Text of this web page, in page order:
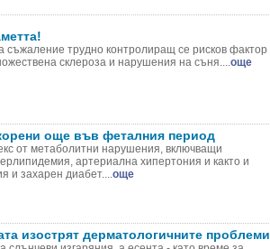
трудно контролиращ се рисков фактор
склероза и нарушения на съня....още
още във феталния период
от метаболитни нарушения, включващи
артериална хипертония и както и
и захарен диабет....още
изострят дерматологичните проблеми